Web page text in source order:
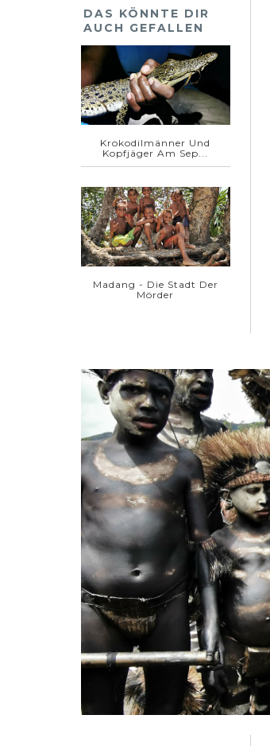
DAS KÖNNTE DIR
AUCH GEFALLEN
Krokodilmänner Und
Kopfjäger Am Sep...
Madang - Die Stadt Der
Mörder